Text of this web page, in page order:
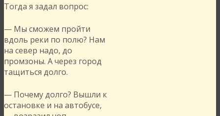
Тогда я задал вопрос:
— Мы сможем пройти
вдоль реки по полю? Нам
на север надо, до
промзоны. А через город
тащиться долго.
— Почему долго? Вышли к
остановке и на автобусе,